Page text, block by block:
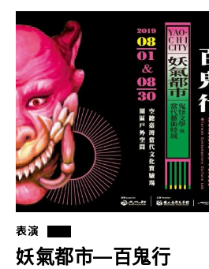
表演
妖氣都市—百鬼行